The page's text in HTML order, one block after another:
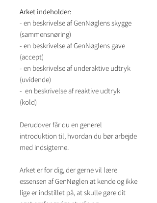
Arket indeholder:
- en beskrivelse af GenNøglens skygge
(sammensnøring)
- en beskrivelse af GenNøglens gave
(accept)
- en beskrivelse af underaktive udtryk
(uvidende)
- en beskrivelse af reaktive udtryk
(kold)
Derudover får du en generel
introduktion til, hvordan du bør arbejde
med indsigterne.
Arket er for dig, der gerne vil lære
essensen af GenNøglen at kende og ikke
lige er indstillet på, at skulle gøre dit